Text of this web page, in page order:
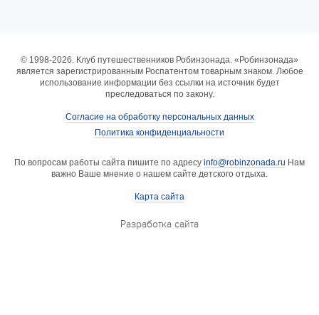
Валдайская Робинзонада. Классик (домики)
17 августа 2026
© 1998-2026. Клуб путешественников Робинзонада. «Робинзонада»
является зарегистрированным Роспатентом товарным знаком. Любое
использование информации без ссылки на источник будет
преследоваться по закону.
Согласие на обработку персональных данных
Политика конфиденциальности
По вопросам работы сайта пишите по адресу info@robinzonada.ru Нам
важно Ваше мнение о нашем сайте детского отдыха.
Карта сайта
Разработка сайта